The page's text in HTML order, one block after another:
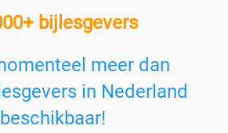
bijlesgevers
meer dan
in Nederland
beschikbaar!